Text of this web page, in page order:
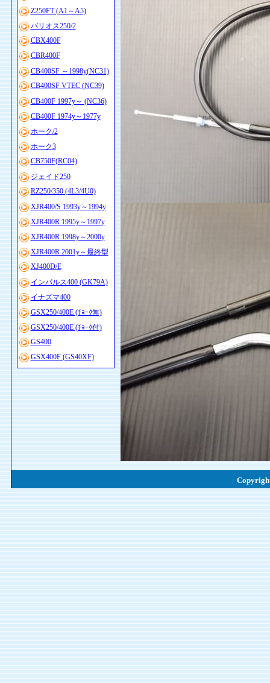
Z250FT (A1～A5)
バリオス250/2
CBX400F
CBR400F
CB400SF ～1998y(NC31)
CB400SF VTEC (NC39)
CB400F 1997y～ (NC36)
CB400F 1974y～1977y
ホーク/2
ホーク3
CB750F(RC04)
ジェイド250
RZ250/350 (4L3/4U0)
XJR400/S 1993y～1994y
XJR400R 1995y～1997y
XJR400R 1998y～2000y
XJR400R 2001y～最終型
XJ400D/E
インパルス400 (GK79A)
イナズマ400
GSX250/400E (ﾁｮｰｸ無)
GSX250/400E (ﾁｮｰｸ付)
GS400
GSX400F (GS40XF)